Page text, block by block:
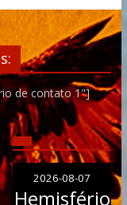
de contato 1"]
2026-08-07
Hemisfério